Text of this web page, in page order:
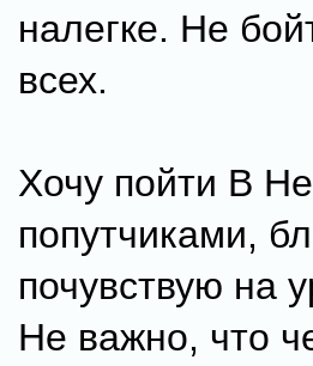
налегке. Не
всех.
Хочу пойти В
попутчиками,
почувствую на
Не важно, что